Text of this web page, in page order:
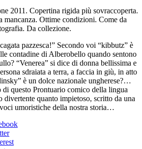
2011. Copertina rigida più sovraccoperta.
mancanza. Ottime condizioni. Come da
Da collezione.
pazzesca!” Secondo voi “kibbutz” è
contadine di Alberobello quando sentono
“Venerea” si dice di donna bellissima e
sdraiata a terra, a faccia in giù, in atto
è un dolce nazionale ungherese?…
questo Prontuario comico della lingua
divertente quanto impietoso, scritto da una
umoristiche della nostra storia…